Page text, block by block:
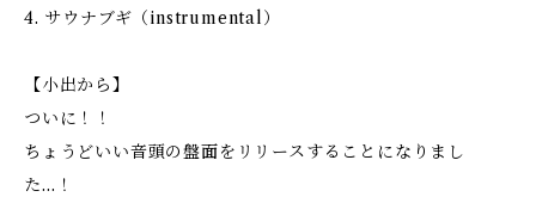
4. サウナブギ（instrumental）
【小出から】
ついに！！
ちょうどいい音頭の盤面をリリースすることになりまし
た…！